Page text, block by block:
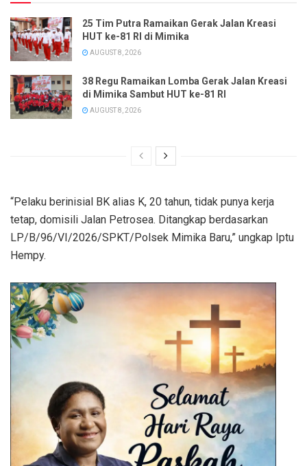
25 Tim Putra Ramaikan Gerak Jalan Kreasi
HUT ke-81 RI di Mimika
AUGUST 8, 2026
38 Regu Ramaikan Lomba Gerak Jalan Kreasi
di Mimika Sambut HUT ke-81 RI
AUGUST 8, 2026
“Pelaku berinisial BK alias K, 20 tahun, tidak punya kerja
tetap, domisili Jalan Petrosea. Ditangkap berdasarkan
LP/B/96/VI/2026/SPKT/Polsek Mimika Baru,” ungkap Iptu
Hempy.